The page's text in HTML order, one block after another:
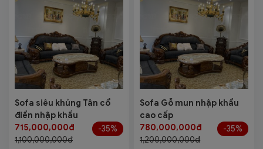
Sofa siêu khủng Tân cổ
điển nhập khẩu
715,000,000đ
1,100,000,000đ
-35%
Sofa Gỗ mun nhập khẩu
cao cấp
780,000,000đ
1,200,000,000đ
-35%